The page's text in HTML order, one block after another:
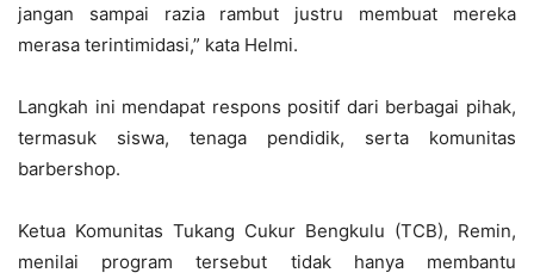
jangan sampai razia rambut justru membuat mereka
merasa terintimidasi,” kata Helmi.
Langkah ini mendapat respons positif dari berbagai pihak,
termasuk siswa, tenaga pendidik, serta komunitas
barbershop.
Ketua Komunitas Tukang Cukur Bengkulu (TCB), Remin,
menilai program tersebut tidak hanya membantu